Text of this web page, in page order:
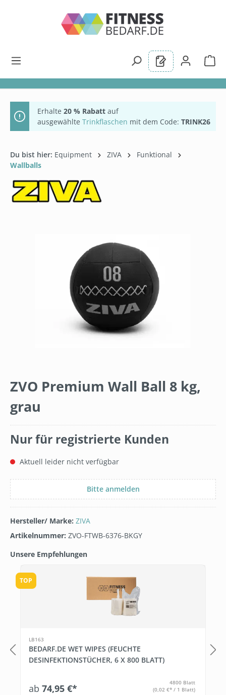
Erhalte 20 % Rabatt auf
ausgewählte Trinkflaschen mit dem Code: TRINK26
Du bist hier: Equipment ZIVA
Funktional
Wallballs
ZVO Premium Wall Ball 8 kg,
grau
Nur für registrierte Kunden
Aktuell leider nicht verfügbar
Bitte anmelden
Hersteller/ Marke: ZIVA
Artikelnummer: ZVO-FTWB-6376-BKGY
Unsere Empfehlungen
TOP
LB163
BEDARF.DE WET WIPES (FEUCHTE
DESINFEKTIONSTÜCHER, 6 X 800 BLATT)
ab 74,95 €*
4800 Blatt
(0,02 €* / 1 Blatt)